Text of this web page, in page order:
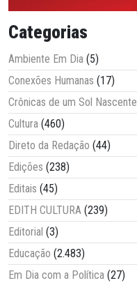
Categorias
Ambiente Em Dia (5)
Conexões Humanas (17)
Crônicas de um Sol Nascente
Cultura (460)
Direto da Redação (44)
Edições (238)
Editais (45)
EDITH CULTURA (239)
Editorial (3)
Educação (2.483)
Em Dia com a Política (27)